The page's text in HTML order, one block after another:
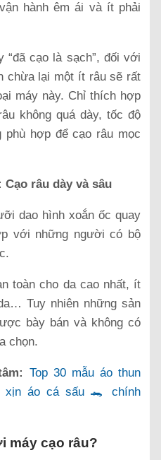
hành êm ái và ít phải
“đã cạo là sạch”, đối với
chừa lại một ít râu sẽ rất
máy này. Chỉ thích hợp
không quá dày, tốc độ
phù hợp để cạo râu mọc
râu dày và sâu
dao hình xoắn ốc quay
với những người có bộ
toàn cho da cao nhất, ít
Tuy nhiên những sản
bày bán và không có
chọn.
Top 30 mẫu áo thun
xịn áo cá sấu 🐊 chính
máy cạo râu?